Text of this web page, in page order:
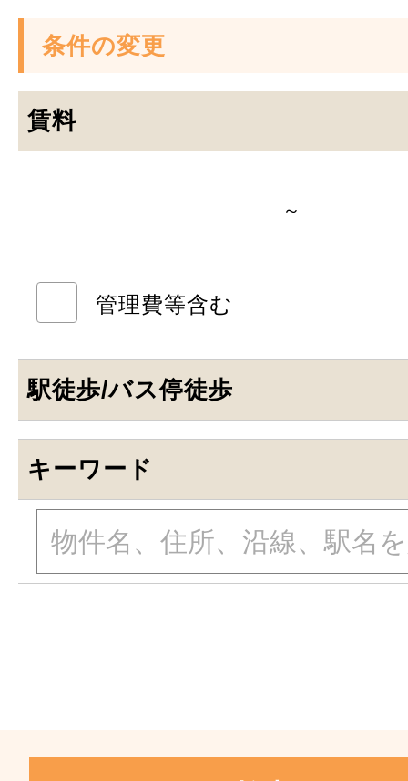
条件の変更
賃料
～
管理費等含む
駅徒歩/バス停徒歩
キーワード